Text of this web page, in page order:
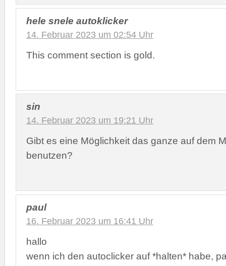
hele snele autoklicker
14. Februar 2023 um 02:54 Uhr
This comment section is gold.
sin
14. Februar 2023 um 19:21 Uhr
Gibt es eine Möglichkeit das ganze auf dem
benutzen?
paul
16. Februar 2023 um 16:41 Uhr
hallo
wenn ich den autoclicker auf *halten* habe,